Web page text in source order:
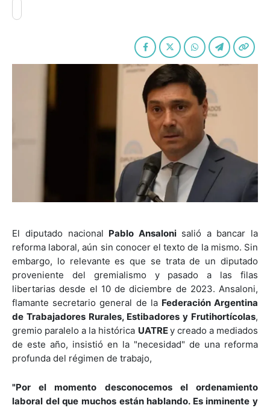
El diputado nacional Pablo Ansaloni salió a bancar la
reforma laboral, aún sin conocer el texto de la mismo. Sin
embargo, lo relevante es que se trata de un diputado
proveniente del gremialismo y pasado a las filas
libertarias desde el 10 de diciembre de 2023. Ansaloni,
flamante secretario general de la Federación Argentina
de Trabajadores Rurales, Estibadores y Frutihortícolas,
gremio paralelo a la histórica UATREy creado a mediados
de este año, insistió en la "necesidad" de una reforma
profunda del régimen de trabajo,
"Por el momento desconocemos el ordenamiento
laboral del que muchos están hablando. Es inminente y